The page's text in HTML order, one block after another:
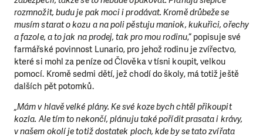
rozmnožit, budu je pak moci i prodávat. Kromě drůbeže se
musím starat o kozu a na poli pěstuju maniok, kukuřici, ořechy
a fazole, a to jak na prodej, tak pro mou rodinu,“ popisuje své
farmářské povinnost Lunario, pro jehož rodinu je zvířectvo,
které si mohl za peníze od Člověka v tísni koupit, velkou
pomocí. Kromě sedmi dětí, jež chodí do školy, má totiž ještě
dalších pět potomků.
„Mám v hlavě velké plány. Ke své koze bych chtěl přikoupit
kozla. Ale tím to nekončí, plánuju také pořídit prasata i krávy,
v našem okolí je totiž dostatek ploch, kde by se tato zvířata